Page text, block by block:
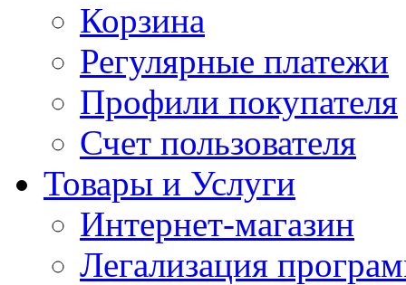
Корзина
Регулярные платежи
Профили покупателя
Счет пользователя
Товары и Услуги
Интернет-магазин
Легализация